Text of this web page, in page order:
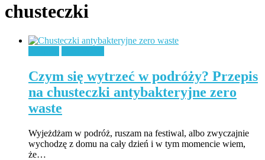
chusteczki
Czym się wytrzeć w podróży? Przepis
na chusteczki antybakteryjne zero
waste
Wyjeżdżam w podróż, ruszam na festiwal, albo zwyczajnie
wychodzę z domu na cały dzień i w tym momencie wiem,
że…